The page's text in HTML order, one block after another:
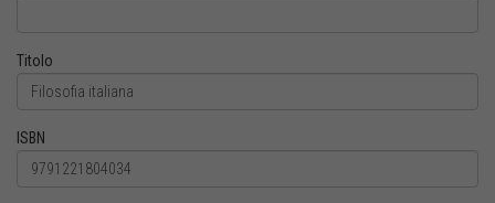
Titolo
ISBN